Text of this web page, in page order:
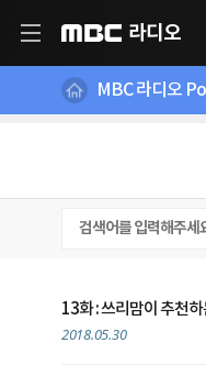
라디오
MBC 라디오
13화 : 쓰리맘이 추천
2018.05.30